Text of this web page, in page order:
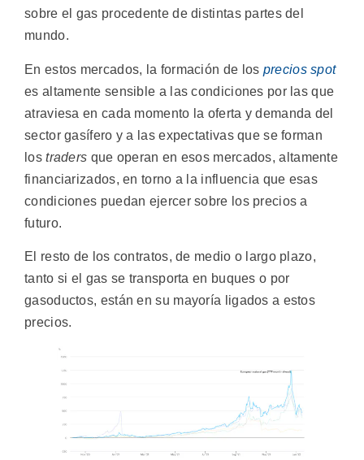
sobre el gas procedente de distintas partes del
mundo.
En estos mercados, la formación de los precios spot
es altamente sensible a las condiciones por las que
atraviesa en cada momento la oferta y demanda del
sector gasífero y a las expectativas que se forman
lostraders que operan en esos mercados, altamente
financiarizados, en torno a la influencia que esas
condiciones puedan ejercer sobre los precios a
futuro.
El resto de los contratos, de medio o largo plazo,
tanto si el gas se transporta en buques o por
gasoductos, están en su mayoría ligados a estos
precios.